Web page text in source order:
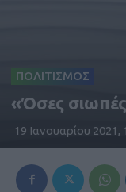
ΠΟΛΙΤΙΣΜΟΣ
«Όσες
19 Ιανουαρίου 2021,